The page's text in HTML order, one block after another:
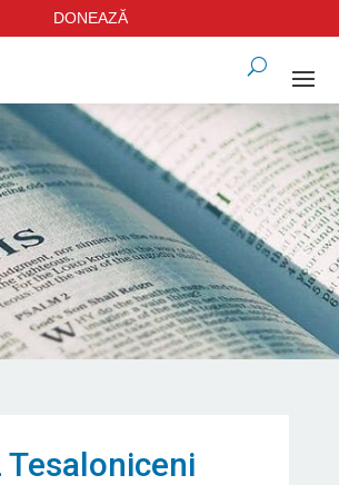
DONEAZĂ
Tesaloniceni